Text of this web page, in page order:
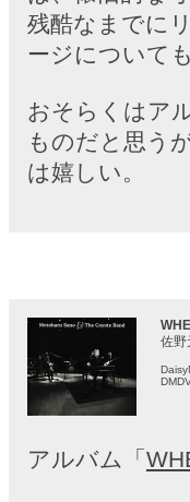
残酷なまでに
ージについて
おそらくはア
ものだと思う
は嬉しい。
佐野
アルバム「